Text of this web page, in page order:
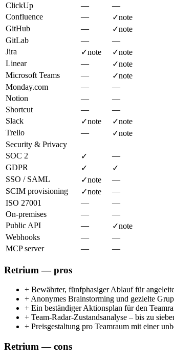
ClickUp
—
—
Confluence
— ✓note
GitHub
— ✓note
GitLab
—
—
Jira
✓note ✓note
Linear
— ✓note
Microsoft Teams
— ✓note
Monday.com
—
—
Notion
—
—
Shortcut
—
—
Slack
✓note ✓note
Trello
— ✓note
Security & Privacy
SOC 2
✓
—
GDPR
✓
✓
SSO / SAML
✓note
—
SCIM provisioning
✓note
—
ISO 27001
—
—
On-premises
—
—
Public API
— ✓note
Webhooks
—
—
MCP server
— —
Retrium — pros
+ Bewährter, fünfphasiger Ablauf für
+ Anonymes Brainstorming und gezielte
+ Ein beständiger Aktionsplan für den
+ Team-Radar-Zustandsanalyse – bis zu
+ Preisgestaltung pro Teamraum mit einer
Retrium — cons